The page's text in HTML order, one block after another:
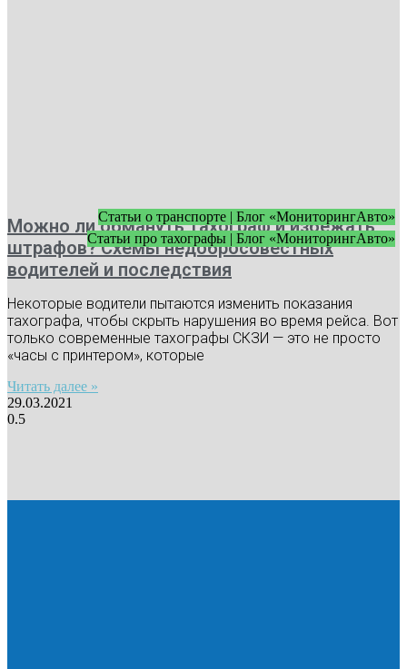
Статьи о транспорте | Блог «МониторингАвто»
Статьи про тахографы | Блог «МониторингАвто»
Можно ли обмануть тахограф и избежать
штрафов? Схемы недобросовестных
водителей и последствия
Некоторые водители пытаются изменить показания
тахографа, чтобы скрыть нарушения во время рейса. Вот
только современные тахографы СКЗИ — это не просто
«часы с принтером», которые
Читать далее »
29.03.2021